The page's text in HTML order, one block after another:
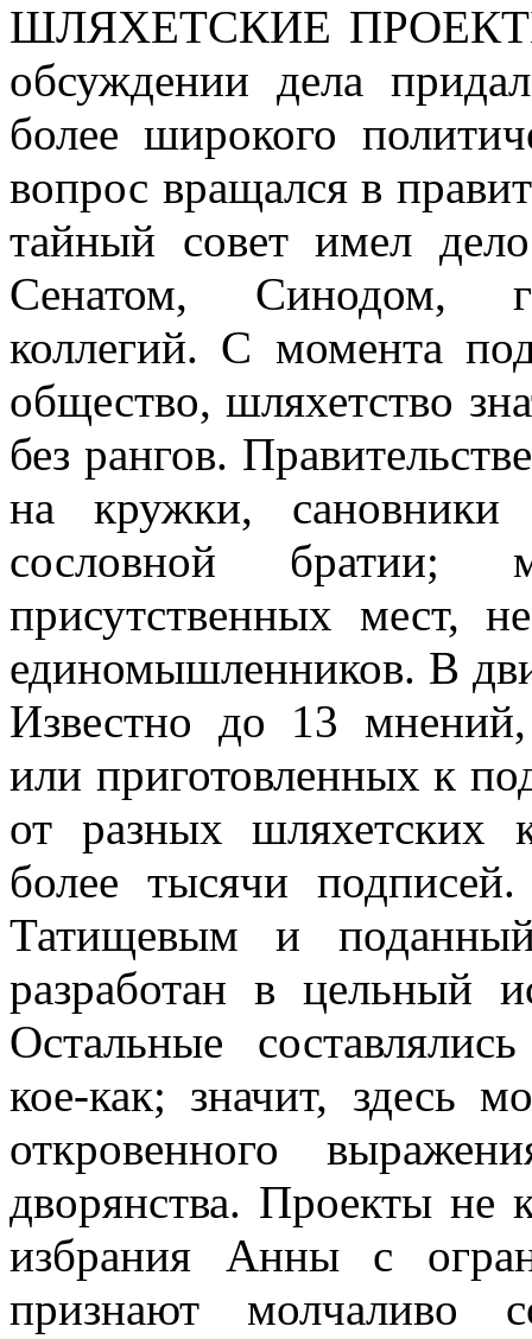
ШЛЯХЕТСКИЕ
обсуждении дела
более широкого
вопрос вращался в
тайный совет имел
Сенатом, Синодом,
коллегий. С момента
общество, шляхетство
без рангов.
на кружки,
сословной
присутственных мест,
единомышленников. В
Известно до 13
или приготовленных к
от разных шляхетских
более тысячи
Татищевым и
разработан в цельный
Остальные
кое-как; значит, здесь
откровенного
дворянства. Проекты не
избрания Анны с
признают молчаливо